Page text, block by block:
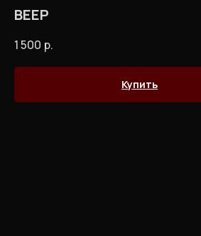
ВЕЕР
1 500 р.
Купить